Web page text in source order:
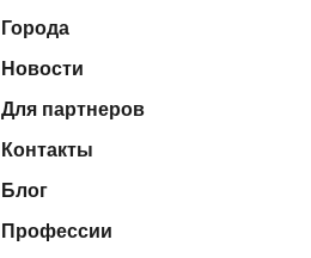
Города
Новости
Для партнеров
Контакты
Блог
Профессии